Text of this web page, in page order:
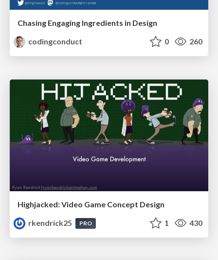
Chasing Engaging Ingredients in Design
codingconduct
0 260
Highjacked: Video Game Concept Design
rkendrick25
PRO 1 430